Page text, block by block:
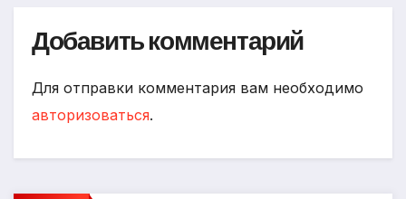
Добавить комментарий
Для отправки комментария вам необходимо
авторизоваться.